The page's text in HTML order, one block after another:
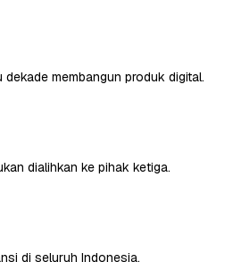
membangun produk digital.
dialihkan ke pihak ketiga.
di seluruh Indonesia.